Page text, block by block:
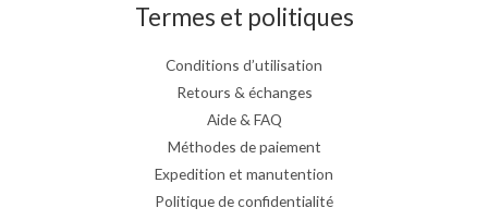
Termes et politiques
Conditions d’utilisation
Retours & échanges
Aide & FAQ
Méthodes de paiement
Expedition et manutention
Politique de confidentialité